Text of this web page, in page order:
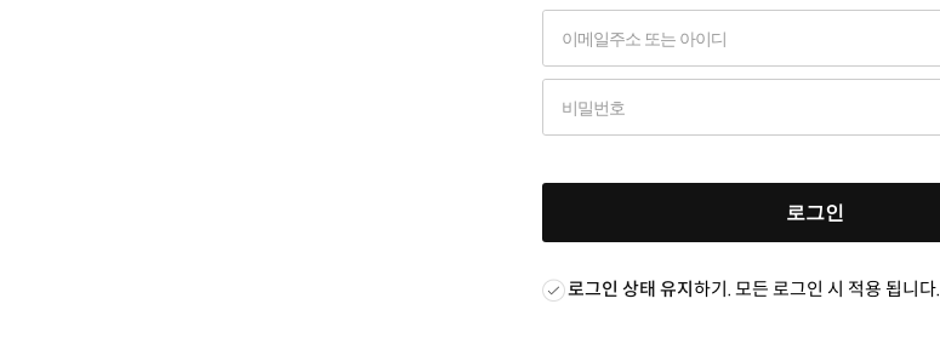
로그인
로그인 상태 유지하기. 모든 로그인 시 적용 됩니다.